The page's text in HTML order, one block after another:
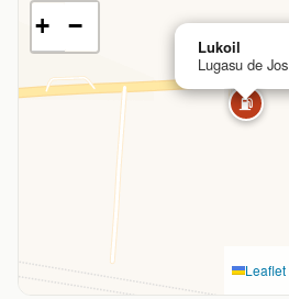
⛽
Lukoil
Lugasu de Jos
+ −
Leaflet